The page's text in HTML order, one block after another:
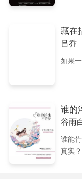
藏在
吕乔
如果
谁的
谷雨
谁能
真实？